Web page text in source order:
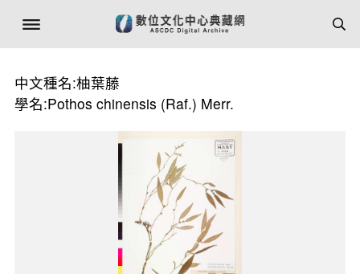
中文種名:柚葉藤
學名:Pothos chinensis (Raf.) Merr.